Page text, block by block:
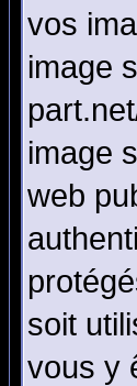
vos
image
image
web
soit
vous y